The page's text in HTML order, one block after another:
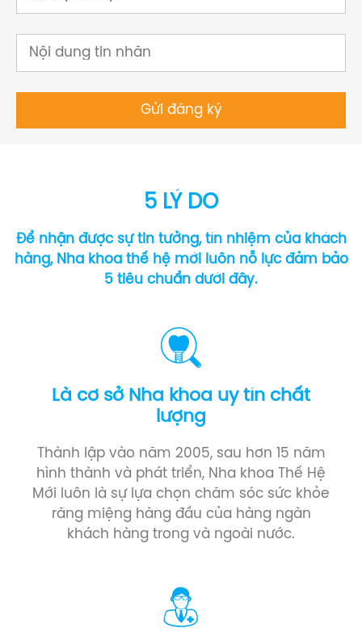
5 LÝ DO
Để nhận được sự tin tưởng, tín nhiệm của khách
hàng, Nha khoa thế hệ mới luôn nỗ lực đảm bảo
5 tiêu chuẩn dưới đây.
Là cơ sở Nha khoa uy tín chất
lượng
Thành lập vào năm 2005, sau hơn 15 năm
hình thành và phát triển, Nha khoa Thế Hệ
Mới luôn là sự lựa chọn chăm sóc sức khỏe
răng miệng hàng đầu của hàng ngàn
khách hàng trong và ngoài nước.